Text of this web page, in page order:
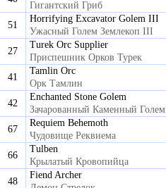
Гигантский Гриб
51
Horrifying Excavator Golem III
Ужасный Голем Землекоп III
27
Turek Orc Supplier
Приспешник Орков Турек
41
Tamlin Orc
Орк Тамлин
42
Enchanted Stone Golem
Зачарованный Каменный Голем
67
Requiem Behemoth
Чудовище Реквиема
66
Tulben
Крылатый Кровопийца
48
Fiend Archer